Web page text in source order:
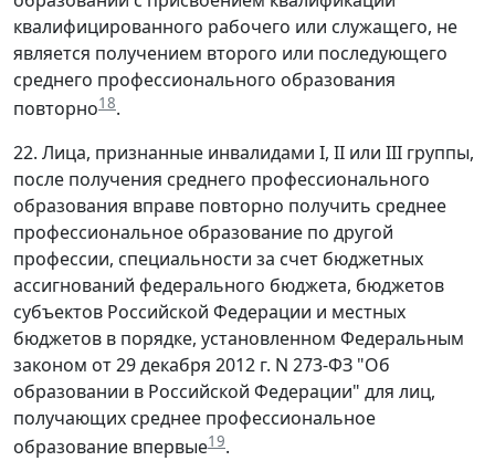
квалифицированного рабочего или служащего, не
является получением второго или последующего
среднего профессионального образования
повторно18.
22. Лица, признанные инвалидами I, II или III группы,
после получения среднего профессионального
образования вправе повторно получить среднее
профессиональное образование по другой
профессии, специальности за счет бюджетных
ассигнований федерального бюджета, бюджетов
субъектов Российской Федерации и местных
бюджетов в порядке, установленном Федеральным
законом от 29 декабря 2012 г. N 273-ФЗ "Об
образовании в Российской Федерации" для лиц,
получающих среднее профессиональное
образование впервые19.